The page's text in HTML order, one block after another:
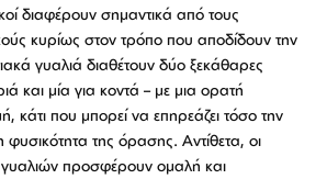
διαφέρουν σημαντικά από τους
κυρίως στον τρόπο που αποδίδουν την
γυαλιά διαθέτουν δύο ξεκάθαρες
και μία για κοντά – με μια ορατή
κάτι που μπορεί να επηρεάζει τόσο την
φυσικότητα της όρασης. Αντίθετα, οι
γυαλιών προσφέρουν ομαλή και